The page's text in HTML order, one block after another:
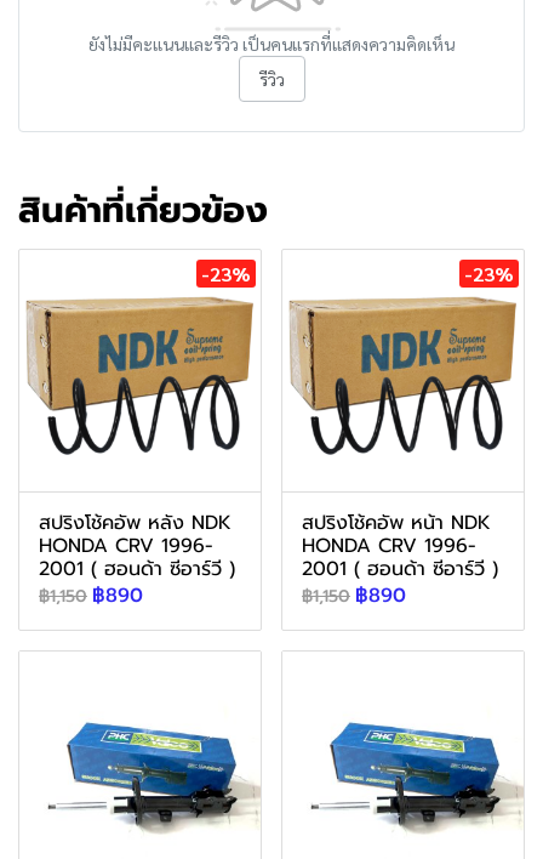
ยังไม่มีคะแนนและรีวิว เป็นคนแรกที่แสดงความคิดเห็น
รีวิว
สินค้าที่เกี่ยวข้อง
-23%
สปริงโช้คอัพ หลัง NDK
HONDA CRV 1996-
2001 ( ฮอนด้า ซีอาร์วี )
฿1,150 ฿890
-23%
สปริงโช้คอัพ หน้า NDK
HONDA CRV 1996-
2001 ( ฮอนด้า ซีอาร์วี )
฿1,150 ฿890